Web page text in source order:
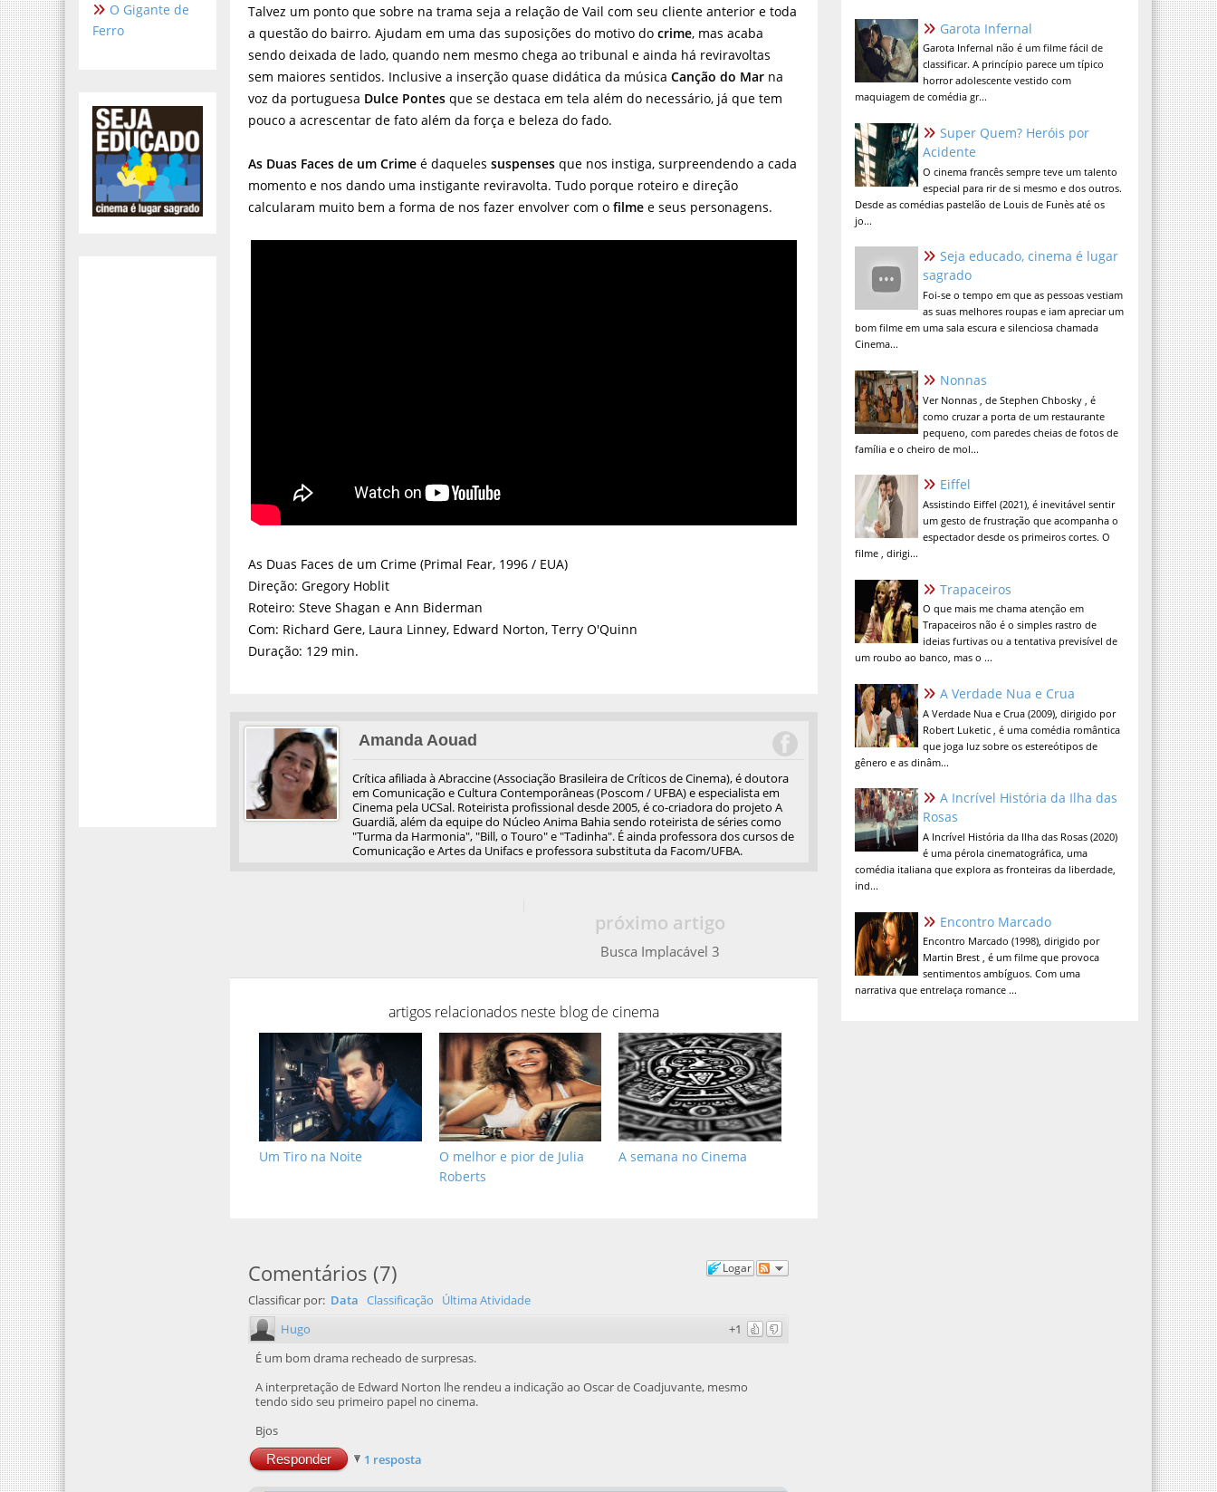
O Gigante de
Ferro
Talvez um ponto que sobre na trama seja a relação de Vail com seu cliente anterior e toda
a questão do bairro. Ajudam em uma das suposições do motivo docrime, mas acaba
sendo deixada de lado, quando nem mesmo chega ao tribunal e ainda há reviravoltas
sem maiores sentidos. Inclusive a inserção quase didática da músicaCanção do Mar na
voz da portuguesa Dulce Pontes que se destaca em tela além do necessário, já que tem
pouco a acrescentar de fato além da força e beleza do fado.
As Duas Faces de um Crime é daquelessuspenses que nos instiga, surpreendendo a cada
momento e nos dando uma instigante reviravolta. Tudo porque roteiro e direção
calcularam muito bem a forma de nos fazer envolver com ofilme e seus personagens.
As Duas Faces de um Crime (Primal Fear, 1996 / EUA)
Direção: Gregory Hoblit
Roteiro: Steve Shagan e Ann Biderman
Com: Richard Gere, Laura Linney, Edward Norton, Terry O'Quinn
Duração: 129 min.
Amanda Aouad
Crítica afiliada à Abraccine (Associação Brasileira de Críticos de Cinema), é doutora
em Comunicação e Cultura Contemporâneas (Poscom / UFBA) e especialista em
Cinema pela UCSal. Roteirista profissional desde 2005, é co-criadora do projeto A
Guardiã, além da equipe do Núcleo Anima Bahia sendo roteirista de séries como
"Turma da Harmonia", "Bill, o Touro" e "Tadinha". É ainda professora dos cursos de
Comunicação e Artes da Unifacs e professora substituta da Facom/UFBA.
próximo artigo
Busca Implacável 3
artigos relacionados neste blog de cinema
A semana no Cinema
O melhor e pior de Julia
Roberts
Um Tiro na Noite
Logar
Comentários (7)
Classificar por: Data Classificação
Última Atividade
+1
Hugo
É um bom drama recheado de surpresas.
A interpretação de Edward Norton lhe rendeu a indicação ao Oscar de Coadjuvante, mesmo
tendo sido seu primeiro papel no cinema.
Bjos
Responder 1 resposta
Garota Infernal
Garota Infernal não é um filme fácil de
classificar. A princípio parece um típico
horror adolescente vestido com
maquiagem de comédia gr...
Super Quem? Heróis por
Acidente
O cinema francês sempre teve um talento
especial para rir de si mesmo e dos outros.
Desde as comédias pastelão de Louis de Funès até os
jo...
Seja educado, cinema é lugar
sagrado
Foi-se o tempo em que as pessoas vestiam
as suas melhores roupas e iam apreciar um
bom filme em uma sala escura e silenciosa chamada
Cinema...
Nonnas
Ver Nonnas , de Stephen Chbosky , é
como cruzar a porta de um restaurante
pequeno, com paredes cheias de fotos de
família e o cheiro de mol...
Eiffel
Assistindo Eiffel (2021), é inevitável sentir
um gesto de frustração que acompanha o
espectador desde os primeiros cortes. O
filme , dirigi...
Trapaceiros
O que mais me chama atenção em
Trapaceiros não é o simples rastro de
ideias furtivas ou a tentativa previsível de
um roubo ao banco, mas o ...
A Verdade Nua e Crua
A Verdade Nua e Crua (2009), dirigido por
Robert Luketic , é uma comédia romântica
que joga luz sobre os estereótipos de
gênero e as dinâm...
A Incrível História da Ilha das
Rosas
A Incrível História da Ilha das Rosas (2020)
é uma pérola cinematográfica, uma
comédia italiana que explora as fronteiras da liberdade,
ind...
Encontro Marcado
Encontro Marcado (1998), dirigido por
Martin Brest , é um filme que provoca
sentimentos ambíguos. Com uma
narrativa que entrelaça romance ...